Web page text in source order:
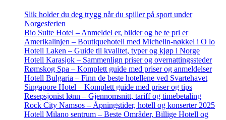
Slik holder du deg trygg når du spiller på sport under
Norgesferien
Bio Suite Hotel – Anmeldel er, bilder og be te pri er
Amerikalinjen – Boutiquehotell med Michelin-nøkkel i O lo
Hotell Laken – Guide til kvalitet, typer og kjøp i Norge
Hotell Karasjok – Sammenlign priser og overnattingssteder
Rømskog Spa – Komplett guide med priser og anmeldelser
Hotell Bulgaria – Finn de beste hotellene ved Svartehavet
Singapore Hotel – Komplett guide med priser og tips
Resepsjonist lønn – Gjennomsnitt, tariff og timebetaling
Rock City Namsos – Åpningstider, hotell og konserter 2025
Hotell Milano sentrum – Beste Områder, Billige Hotell og